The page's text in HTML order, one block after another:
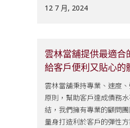
12 7 月, 2024
雲林當舖提供最適合
給客戶便利又貼心的
雲林當舖秉持專業、速度
原則，幫助客戶達成債務
結，我們擁有專業的顧問
量身打造利於客戶的彈性